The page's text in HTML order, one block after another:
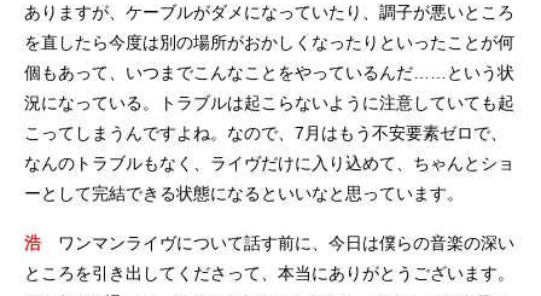
ありますが、ケーブルがダメになっていたり、調子が悪いところ
を直したら今度は別の場所がおかしくなったりといったことが何
個もあって、いつまでこんなことをやっているんだ……という状
況になっている。トラブルは起こらないように注意していても起
こってしまうんですよね。なので、7月はもう不安要素ゼロで、
なんのトラブルもなく、ライヴだけに入り込めて、ちゃんとショ
ーとして完結できる状態になるといいなと思っています。
浩 ワンマンライヴについて話す前に、今日は僕らの音楽の深い
ところを引き出してくださって、本当にありがとうございます。